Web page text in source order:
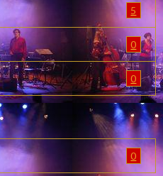
5
0
0
0